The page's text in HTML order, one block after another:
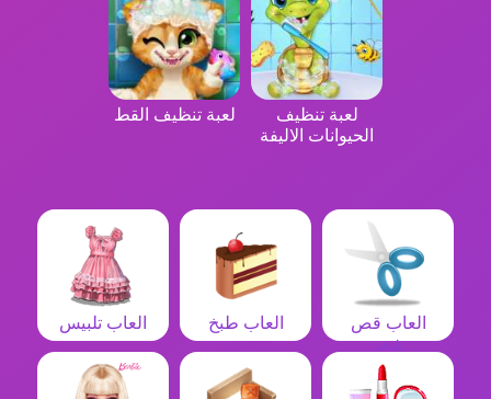
لعبة تنظيف
الحيوانات الاليفة
لعبة تنظيف القط
العاب قص
شعر
العاب طبخ العاب تلبيس